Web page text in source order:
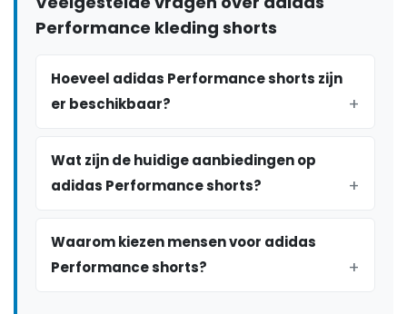
Performance kleding shorts
Hoeveel adidas Performance shorts zijn
er beschikbaar?
Wat zijn de huidige aanbiedingen op
adidas Performance shorts?
Waarom kiezen mensen voor adidas
Performance shorts?